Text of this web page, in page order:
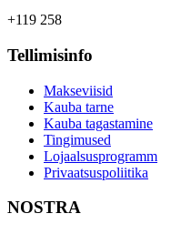
+119 258
Tellimisinfo
Makseviisid
Kauba tarne
Kauba tagastamine
Tingimused
Lojaalsusprogramm
Privaatsuspoliitika
NOSTRA